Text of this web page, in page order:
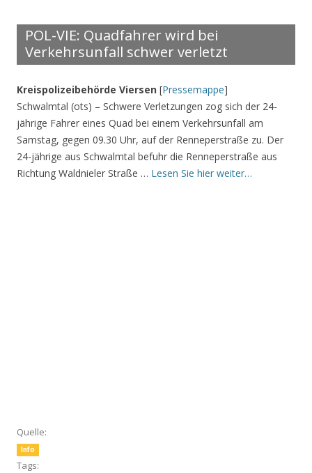
POL-VIE: Quadfahrer wird bei
Verkehrsunfall schwer verletzt
Kreispolizeibehörde Viersen [Pressemappe]
Schwalmtal (ots) – Schwere Verletzungen zog sich der 24-
jährige Fahrer eines Quad bei einem Verkehrsunfall am
Samstag, gegen 09.30 Uhr, auf der Renneperstraße zu. Der
24-jährige aus Schwalmtal befuhr die Renneperstraße aus
Richtung Waldnieler Straße … Lesen Sie hier weiter…
Quelle:
Info
Tags: